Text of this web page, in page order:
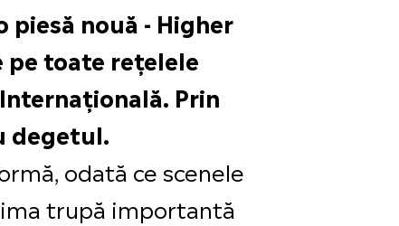
nouă - Higher
pe toate rețelele
Prin
degetul.
odată ce scenele
trupă importantă